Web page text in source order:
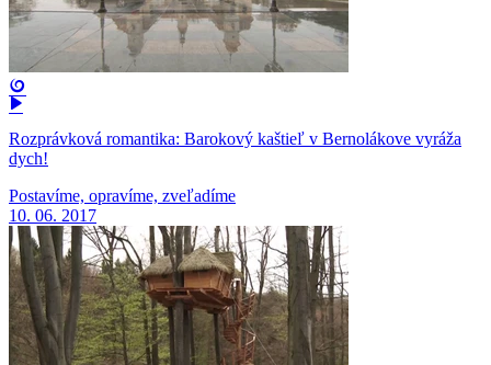
Rozprávková romantika: Barokový kaštieľ v Bernolákove vyráža
dych!
Postavíme, opravíme, zveľadíme
10. 06. 2017